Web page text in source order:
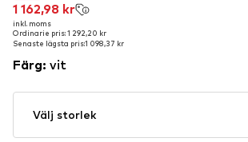
1 162,98 kr
inkl. moms
Ordinarie pris: 1 292,20 kr
Senaste lägsta pris:1 098,37 kr
1 162,98 kr
inkl. moms
Ordinarie pris: 1 292,20 kr
Senaste lägsta pris:1 098,37 kr
Färg: vit
Välj storlek